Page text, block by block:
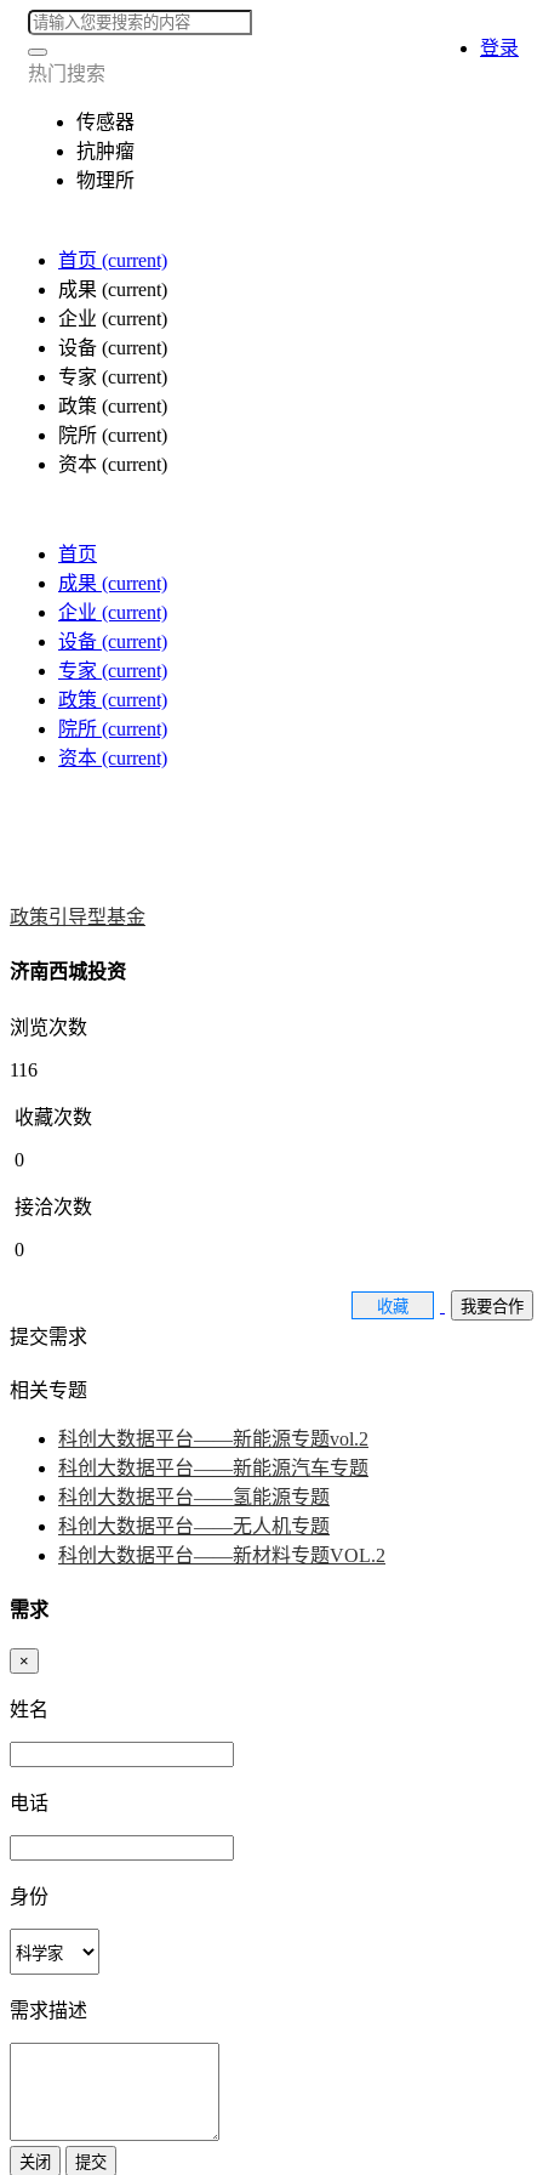
热门搜索
传感器
抗肿瘤
物理所
首页 (current)
成果 (current)
企业 (current)
设备 (current)
专家 (current)
政策 (current)
院所 (current)
资本 (current)
登录
首页
成果 (current)
企业 (current)
设备 (current)
专家 (current)
政策 (current)
院所 (current)
资本 (current)
政策引导型基金
济南西城投资
浏览次数
116
收藏次数
0
接洽次数
0
收藏 我要合作
提交需求
相关专题
科创大数据平台——新能源专题vol.2
科创大数据平台——新能源汽车专题
科创大数据平台——氢能源专题
科创大数据平台——无人机专题
科创大数据平台——新材料专题VOL.2
需求
×
姓名
电话
身份
需求描述
关闭 提交